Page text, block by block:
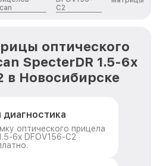
C2
оптического
SpecterDR 1.5-6x
в Новосибирске
диагностика
оптического прицела
6x DFOV156-C2